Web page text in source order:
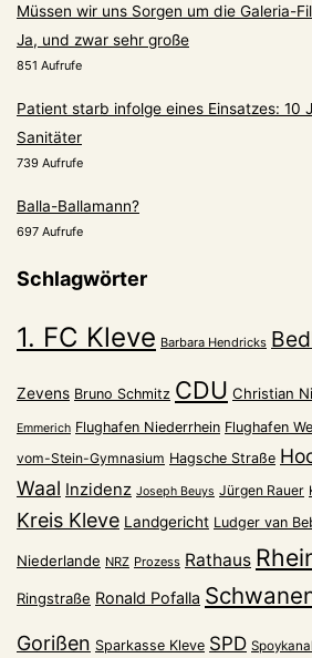
Müssen wir uns Sorgen um die Galeria-
Ja, und zwar sehr große
851 Aufrufe
Patient starb infolge eines Einsatzes: 10
Sanitäter
739 Aufrufe
Balla-Ballamann?
697 Aufrufe
Schlagwörter
1. FC Kleve Barbara Hendricks
Zevens Bruno Schmitz CDU Christian
Emmerich Flughafen Niederrhein Flughafen
vom-Stein-Gymnasium Hagsche Straße
Waal Inzidenz Joseph Beuys Jürgen Rauer
Kreis Kleve Landgericht Ludger van
Niederlande NRZ Prozess Rathaus
Ringstraße Ronald Pofalla
Gorißen Sparkasse Kleve SPD Spoykanal